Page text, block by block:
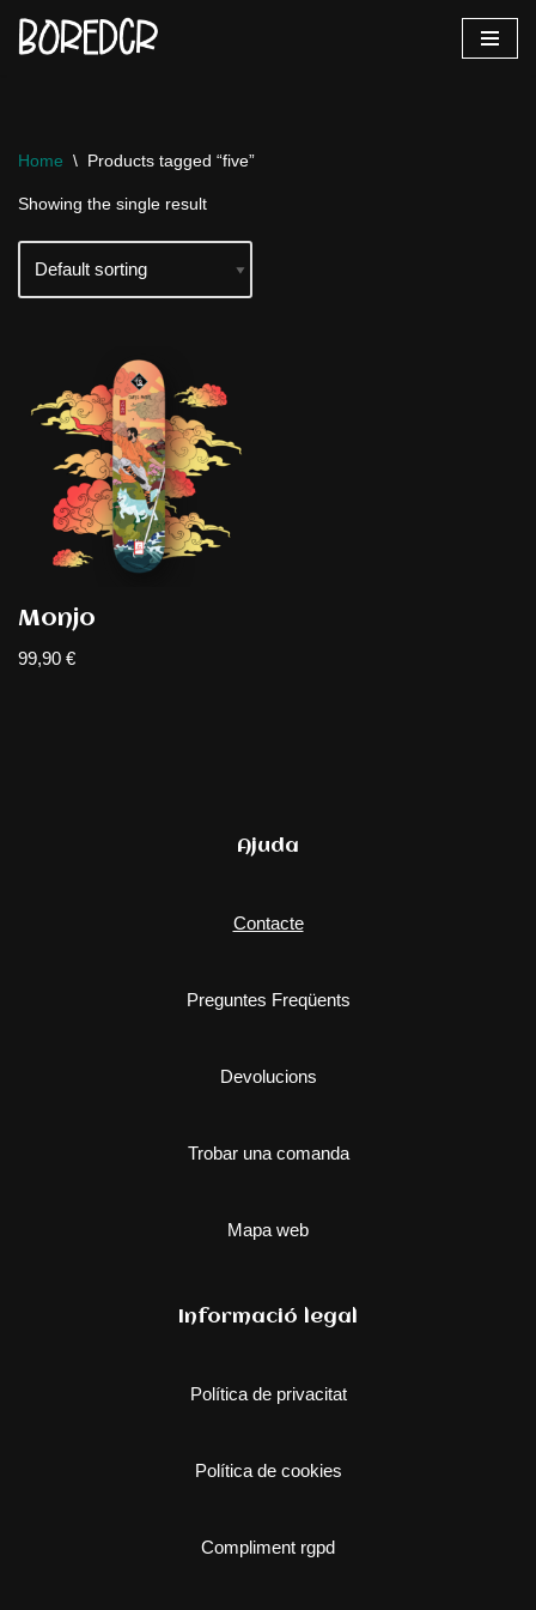
Home \ Products tagged “five”
Showing the single result
Monjo
99,90 €
Ajuda
Contacte
Preguntes Freqüents
Devolucions
Trobar una comanda
Mapa web
Informació legal
Política de privacitat
Política de cookies
Compliment rgpd